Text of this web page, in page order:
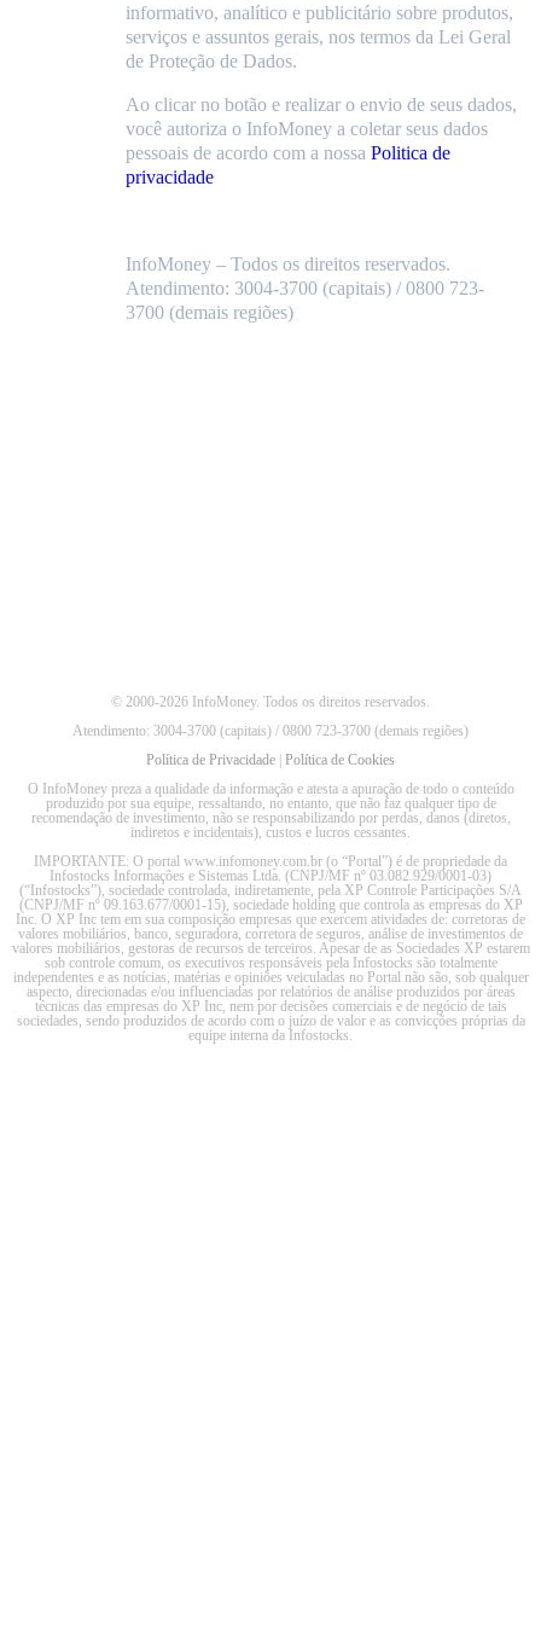
informativo, analítico e publicitário sobre produtos,
serviços e assuntos gerais, nos termos da Lei Geral
de Proteção de Dados.
Ao clicar no botão e realizar o envio de seus dados,
você autoriza o InfoMoney a coletar seus dados
pessoais de acordo com a nossa Politica de
privacidade
InfoMoney – Todos os direitos reservados.
Atendimento: 3004-3700 (capitais) / 0800 723-
3700 (demais regiões)
© 2000-2026 InfoMoney. Todos os direitos reservados.
Atendimento: 3004-3700 (capitais) / 0800 723-3700 (demais regiões)
Política de Privacidade | Política de Cookies
O InfoMoney preza a qualidade da informação e atesta a apuração de todo o conteúdo
produzido por sua equipe, ressaltando, no entanto, que não faz qualquer tipo de
recomendação de investimento, não se responsabilizando por perdas, danos (diretos,
indiretos e incidentais), custos e lucros cessantes.
IMPORTANTE: O portal www.infomoney.com.br (o “Portal”) é de propriedade da
Infostocks Informações e Sistemas Ltda. (CNPJ/MF nº 03.082.929/0001-03)
(“Infostocks”), sociedade controlada, indiretamente, pela XP Controle Participações S/A
(CNPJ/MF nº 09.163.677/0001-15), sociedade holding que controla as empresas do XP
Inc. O XP Inc tem em sua composição empresas que exercem atividades de: corretoras de
valores mobiliários, banco, seguradora, corretora de seguros, análise de investimentos de
valores mobiliários, gestoras de recursos de terceiros. Apesar de as Sociedades XP estarem
sob controle comum, os executivos responsáveis pela Infostocks são totalmente
independentes e as notícias, matérias e opiniões veiculadas no Portal não são, sob qualquer
aspecto, direcionadas e/ou influenciadas por relatórios de análise produzidos por áreas
técnicas das empresas do XP Inc, nem por decisões comerciais e de negócio de tais
sociedades, sendo produzidos de acordo com o juízo de valor e as convicções próprias da
equipe interna da Infostocks.